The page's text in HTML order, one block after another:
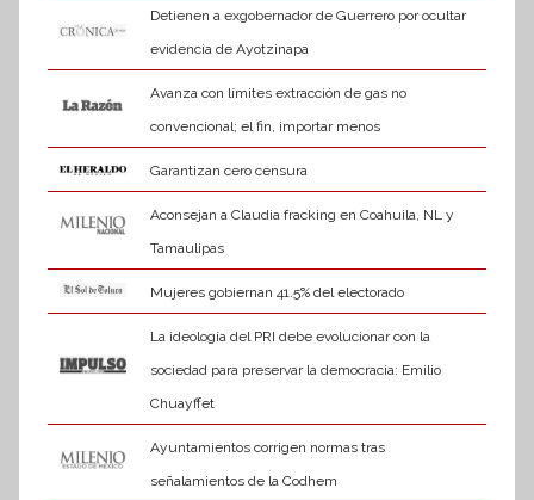
Detienen a exgobernador de Guerrero por ocultar
evidencia de Ayotzinapa
Avanza con límites extracción de gas no
convencional; el fin, importar menos
Garantizan cero censura
Aconsejan a Claudia fracking en Coahuila, NL y
Tamaulipas
Mujeres gobiernan 41.5% del electorado
La ideología del PRI debe evolucionar con la
sociedad para preservar la democracia: Emilio
Chuayffet
Ayuntamientos corrigen normas tras
señalamientos de la Codhem